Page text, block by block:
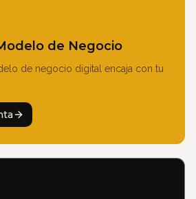
de Negocio
de negocio digital encaja con tu